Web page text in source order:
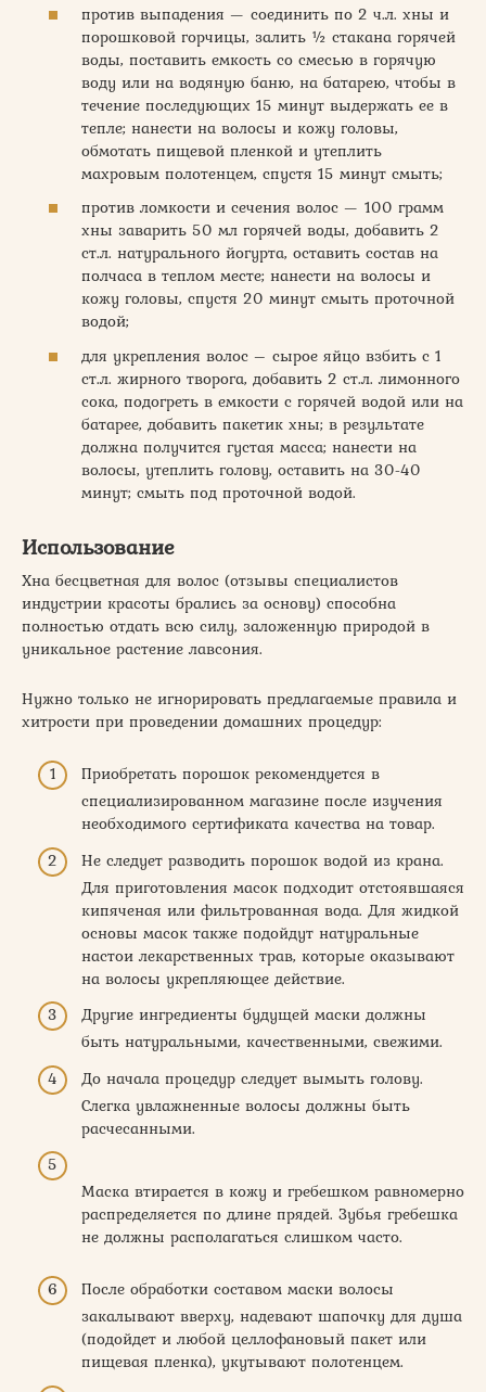
против выпадения — соединить по 2 ч.л. хны и
порошковой горчицы, залить ½ стакана горячей
воды, поставить емкость со смесью в горячую
воду или на водяную баню, на батарею, чтобы в
течение последующих 15 минут выдержать ее в
тепле; нанести на волосы и кожу головы,
обмотать пищевой пленкой и утеплить
махровым полотенцем, спустя 15 минут смыть;
против ломкости и сечения волос — 100 грамм
хны заварить 50 мл горячей воды, добавить 2
ст.л. натурального йогурта, оставить состав на
полчаса в теплом месте; нанести на волосы и
кожу головы, спустя 20 минут смыть проточной
водой;
для укрепления волос – сырое яйцо взбить с 1
ст.л. жирного творога, добавить 2 ст.л. лимонного
сока, подогреть в емкости с горячей водой или на
батарее, добавить пакетик хны; в результате
должна получится густая масса; нанести на
волосы, утеплить голову, оставить на 30-40
минут; смыть под проточной водой.
Использование
Хна бесцветная для волос (отзывы специалистов
индустрии красоты брались за основу) способна
полностью отдать всю силу, заложенную природой в
уникальное растение лавсония.
Нужно только не игнорировать предлагаемые правила и
хитрости при проведении домашних процедур:
Приобретать порошок рекомендуется в
специализированном магазине после изучения
необходимого сертификата качества на товар.
Не следует разводить порошок водой из крана.
Для приготовления масок подходит отстоявшаяся
кипяченая или фильтрованная вода. Для жидкой
основы масок также подойдут натуральные
настои лекарственных трав, которые оказывают
на волосы укрепляющее действие.
Другие ингредиенты будущей маски должны
быть натуральными, качественными, свежими.
До начала процедур следует вымыть голову.
Слегка увлажненные волосы должны быть
расчесанными.
Маска втирается в кожу и гребешком равномерно
распределяется по длине прядей. Зубья гребешка
не должны располагаться слишком часто.
После обработки составом маски волосы
закалывают вверху, надевают шапочку для душа
(подойдет и любой целлофановый пакет или
пищевая пленка), укутывают полотенцем.